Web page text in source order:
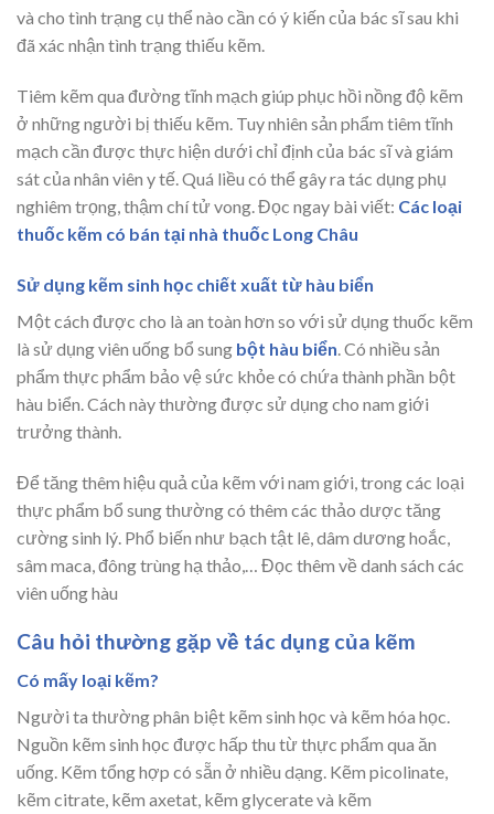
và cho tình trạng cụ thể nào cần có ý kiến của bác sĩ sau khi
đã xác nhận tình trạng thiếu kẽm.
Tiêm kẽm qua đường tĩnh mạch giúp phục hồi nồng độ kẽm
ở những người bị thiếu kẽm. Tuy nhiên sản phẩm tiêm tĩnh
mạch cần được thực hiện dưới chỉ định của bác sĩ và giám
sát của nhân viên y tế. Quá liều có thể gây ra tác dụng phụ
nghiêm trọng, thậm chí tử vong. Đọc ngay bài viết: Các loại
thuốc kẽm có bán tại nhà thuốc Long Châu
Sử dụng kẽm sinh học chiết xuất từ hàu biển
Một cách được cho là an toàn hơn so với sử dụng thuốc kẽm
là sử dụng viên uống bổ sung bột hàu biển . Có nhiều sản
phẩm thực phẩm bảo vệ sức khỏe có chứa thành phần bột
hàu biển. Cách này thường được sử dụng cho nam giới
trưởng thành.
Để tăng thêm hiệu quả của kẽm với nam giới, trong các loại
thực phẩm bổ sung thường có thêm các thảo dược tăng
cường sinh lý. Phổ biến như bạch tật lê, dâm dương hoắc,
sâm maca, đông trùng hạ thảo,… Đọc thêm về danh sách các
viên uống hàu
Câu hỏi thường gặp về tác dụng của kẽm
Có mấy loại kẽm?
Người ta thường phân biệt kẽm sinh học và kẽm hóa học.
Nguồn kẽm sinh học được hấp thu từ thực phẩm qua ăn
uống. Kẽm tổng hợp có sẵn ở nhiều dạng. Kẽm picolinate,
kẽm citrate, kẽm axetat, kẽm glycerate và kẽm